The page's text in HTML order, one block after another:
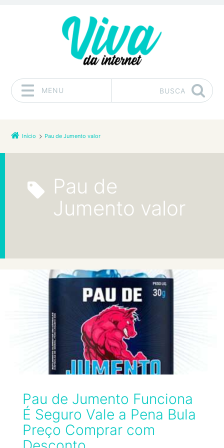
MENU BUSCA
Início Pau de Jumento valor
Pau de
Jumento valor
Pau de Jumento Funciona
É Seguro Vale a Pena Bula
Preço Comprar com